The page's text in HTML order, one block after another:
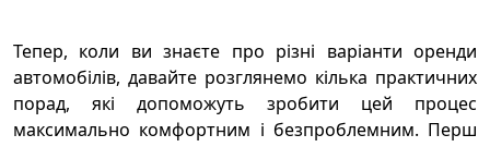
Тепер, коли ви знаєте про різні варіанти оренди
автомобілів, давайте розглянемо кілька практичних
порад, які допоможуть зробити цей процес
максимально комфортним і безпроблемним. Перш